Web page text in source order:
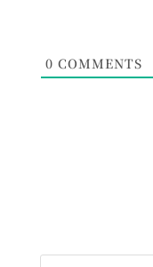
0 COMMENTS